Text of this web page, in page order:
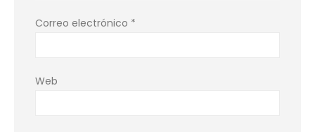
Correo electrónico *
Web